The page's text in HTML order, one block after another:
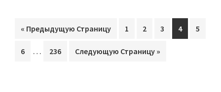
« Перейти
Предыдущую Страницу
Перейти
страницу
1
Перейти
страницу
2
Перейти
3
Перейти
на
4 5
Перейти
6
Interim
…
Перейти
236
Перейти
Следующую Страницу »